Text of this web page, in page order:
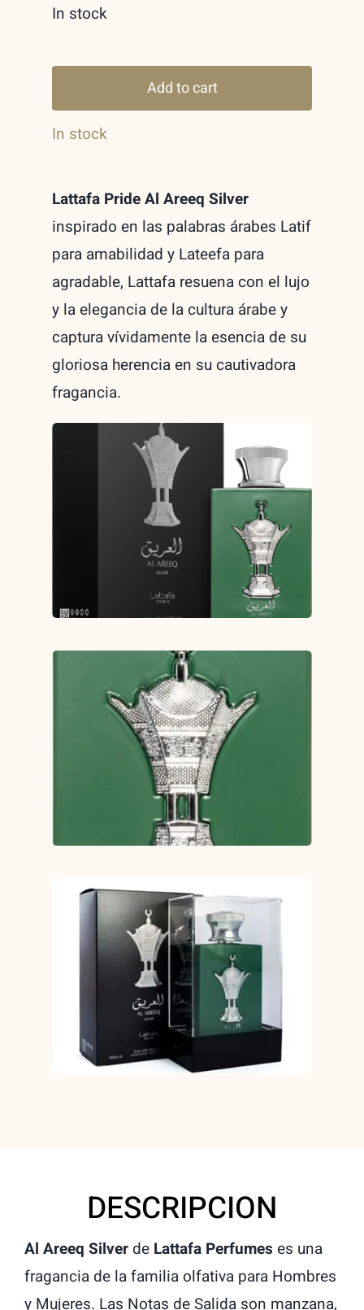
In stock
Areeq
SilverLattafa
de
Parfum
unisex
100ml
quantity
Add to cart
In stock
Lattafa Pride Al Areeq Silver
inspirado en las palabras árabes Latif
para amabilidad y Lateefa para
agradable, Lattafa resuena con el lujo
y la elegancia de la cultura árabe y
captura vívidamente la esencia de su
gloriosa herencia en su cautivadora
fragancia.
DESCRIPCION
Al Areeq Silverde Lattafa Perfumes es una
fragancia de la familia olfativa para Hombres
y Mujeres. Las Notas de Salida son manzana,